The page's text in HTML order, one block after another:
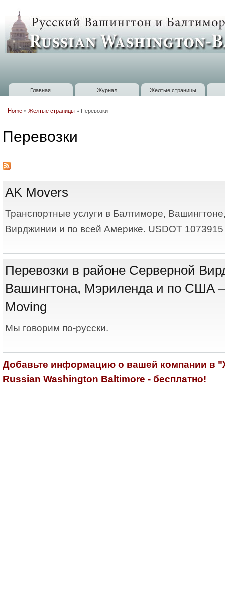
Russian
Washington
Baltimore
Главное меню
Главная Журнал Желтые страницы
Home » Желтые страницы » Перевозки
Перевозки
AK Movers
Транспортные услуги в Балтиморе,
Вирджинии и по всей Америке. USDOT 1073915
Перевозки в районе Серверной
Вашингтона, Мэриленда и по США
Moving
Мы говорим по-русски.
Добавьте информацию о вашей компании в
Russian Washington Baltimore - бесплатно!